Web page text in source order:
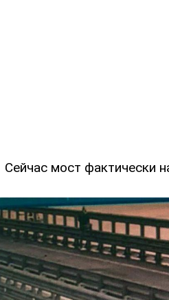
Сейчас мост фактически